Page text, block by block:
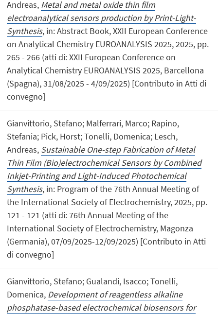
Andreas, Metal and metal oxide thin film
electroanalytical sensors production by Print-Light-
Synthesis, in: Abstract Book, XXII European Conference
on Analytical Chemistry EUROANALYSIS 2025, 2025, pp.
265 - 266 (atti di: XXII European Conference on
Analytical Chemistry EUROANALYSIS 2025, Barcellona
(Spagna), 31/08/2025 - 4/09/2025) [Contributo in Atti di
convegno]
Gianvittorio, Stefano; Malferrari, Marco; Rapino,
Stefania; Pick, Horst; Tonelli, Domenica; Lesch,
Andreas, Sustainable One-step Fabrication of Metal
Thin Film (Bio)electrochemical Sensors by Combined
Inkjet-Printing and Light-Induced Photochemical
Synthesis, in: Program of the 76th Annual Meeting of
the International Society of Electrochemistry, 2025, pp.
121 - 121 (atti di: 76th Annual Meeting of the
International Society of Electrochemistry, Magonza
(Germania), 07/09/2025-12/09/2025) [Contributo in Atti
di convegno]
Gianvittorio, Stefano; Gualandi, Isacco; Tonelli,
Domenica, Development of reagentless alkaline
phosphatase-based electrochemical biosensors for